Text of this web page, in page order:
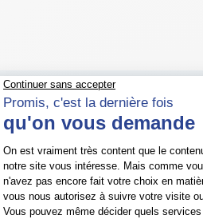
Respironics sont
jamais fonctionner sans un